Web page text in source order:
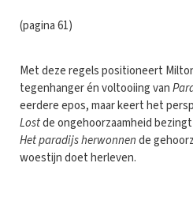
(pagina 61)
Met deze regels positioneert
tegenhanger én voltooiing van
eerdere epos, maar keert het
Lostde ongehoorzaamheid
Het paradijs herwonnende
woestijn doet herleven.